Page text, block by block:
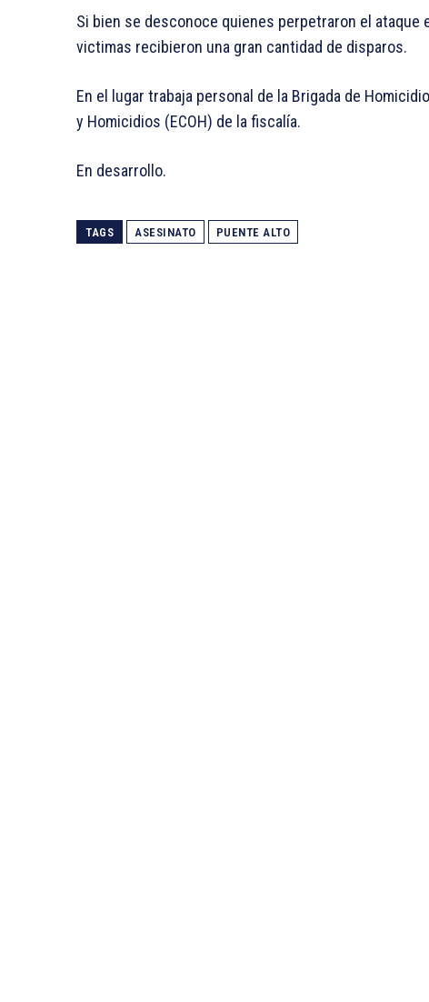
Si bien se desconoce quienes perpetraron el ataque
victimas recibieron una gran cantidad de disparos.
En el lugar trabaja personal de la Brigada de
y Homicidios (ECOH) de la fiscalía.
En desarrollo.
TAGS ASESINATO PUENTE ALTO